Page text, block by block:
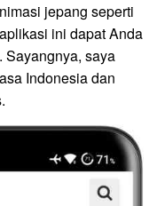
jepang seperti
ini dapat Anda
Sayangnya, saya
Indonesia dan